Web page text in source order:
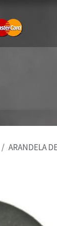
ARANDELA